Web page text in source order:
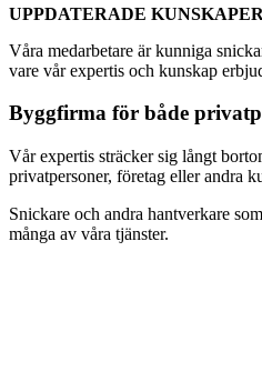
UPPDATERADE KUNSKAPER
Våra medarbetare är kunniga
vare vår expertis och kunskap
Byggfirma för både
Vår expertis sträcker sig långt
privatpersoner, företag eller andra
Snickare och andra hantverkare
många av våra tjänster.